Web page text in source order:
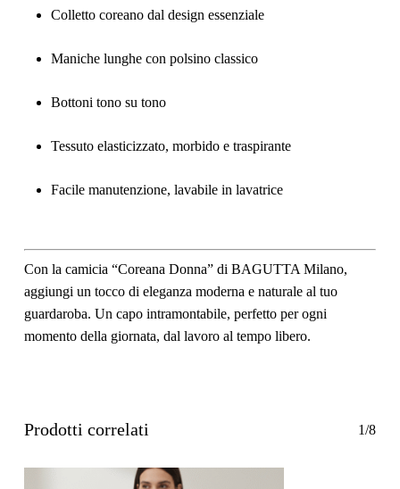
Colletto coreano dal design essenziale
Maniche lunghe con polsino classico
Bottoni tono su tono
Tessuto elasticizzato, morbido e traspirante
Facile manutenzione, lavabile in lavatrice
Con la camicia “Coreana Donna” di BAGUTTA Milano,
aggiungi un tocco di eleganza moderna e naturale al tuo
guardaroba. Un capo intramontabile, perfetto per ogni
momento della giornata, dal lavoro al tempo libero.
Prodotti correlati 1/8